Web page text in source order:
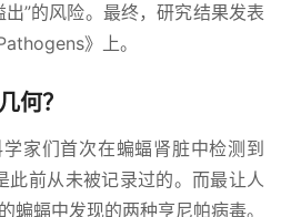
”的风险。最终，研究结果发表
》上。
何？
家们首次在蝙蝠肾脏中检测到
前从未被记录过的。而最让人
蝙蝠中发现的两种亨尼帕病毒。